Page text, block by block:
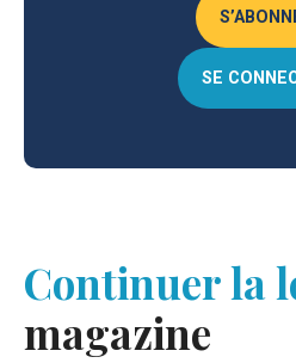
SE
Continuer la
magazine